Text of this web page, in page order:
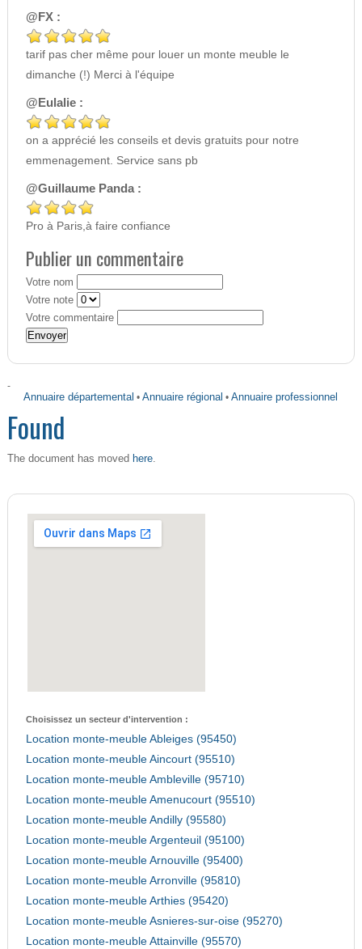
@FX :
tarif pas cher même pour louer un monte meuble le
dimanche (!) Merci à l'équipe
@Eulalie :
on a apprécié les conseils et devis gratuits pour notre
emmenagement. Service sans pb
@Guillaume Panda :
Pro à Paris,à faire confiance
Publier un commentaire
Votre nom
Votre note
Votre commentaire
-
Annuaire départemental •Annuaire régional •Annuaire professionnel
Found
The document has moved here.
Choisissez un secteur d'intervention :
Location monte-meuble Ableiges (95450)
Location monte-meuble Aincourt (95510)
Location monte-meuble Ambleville (95710)
Location monte-meuble Amenucourt (95510)
Location monte-meuble Andilly (95580)
Location monte-meuble Argenteuil (95100)
Location monte-meuble Arnouville (95400)
Location monte-meuble Arronville (95810)
Location monte-meuble Arthies (95420)
Location monte-meuble Asnieres-sur-oise (95270)
Location monte-meuble Attainville (95570)